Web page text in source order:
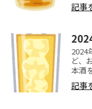
記事
2024
ど、
本酒
記事